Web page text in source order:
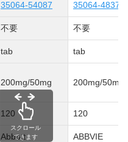
35064-54087 35064-48377
不要 不要
tab tab
200mg/50mg 200mg/50mg
120 120
Abbott ABBVIE
スクロール
できます